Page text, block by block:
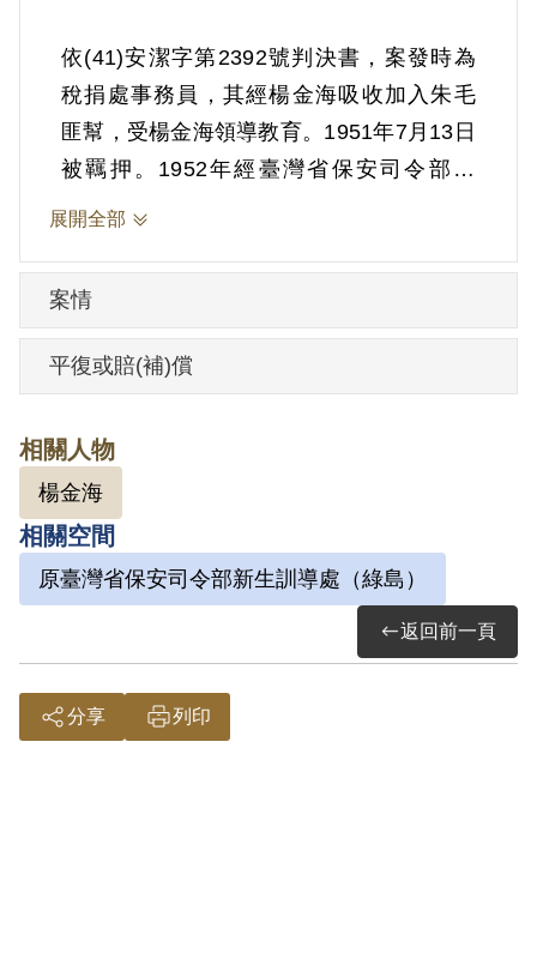
依(41)安潔字第2392號判決書，案發時為
稅捐處事務員，其經楊金海吸收加入朱毛
匪幫，受楊金海領導教育。1951年7月13日
被羈押。1952年經臺灣省保安司令部以
《懲治叛亂條例》第5條「參加叛亂之組
其家屬於1999年4月向補償基金會提出申
請，2000年4月經第1屆第14次董事會審核
自白，惟於審理中否認，且其究係參加何
種組織判決書內亦未載明，故認非有實
據。
2018年12月經促轉會公告撤銷判決處分。
展開全部
案情
平復或賠(補)償
相關人物
楊金海
相關空間
原臺灣省保安司令部新生訓導處（綠島）
返回前一頁
分享 列印